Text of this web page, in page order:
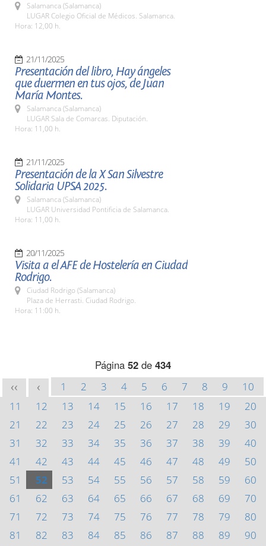
Salamanca (Salamanca)
LUGAR Colegio Oficial de Médicos. Salamanca.
Hora: 12,00 h.
21/11/2025
Presentación del libro, Hay ángeles
que duermen en tus ojos, de Juan
María Montes.
Salamanca (Salamanca)
LUGAR Sala de Comarcas. Diputación.
Hora: 11,00 h.
21/11/2025
Presentación de la X San Silvestre
Solidaria UPSA 2025.
Salamanca (Salamanca)
LUGAR Universidad Pontificia de Salamanca.
Hora: 11,00 h.
20/11/2025
Visita a el AFE de Hostelería en Ciudad
Rodrigo.
Ciudad Rodrigo (Salamanca)
Plaza de Herrasti. Ciudad Rodrigo.
Hora: 11:00 h.
Página 52 de 434
<< < 1 2 3 4 5 6 7 8 9
10
11
12 13 14 15 16 17 18 19
20
21
22 23 24 25 26 27 28 29
30
31
32 33 34 35 36 37 38 39
40
41
42 43 44 45 46 47 48 49
50
51
52 53 54 55 56 57 58 59
60
61
62 63 64 65 66 67 68 69
70
71
72 73 74 75 76 77 78 79
80
81
82 83 84 85 86 87 88 89
90